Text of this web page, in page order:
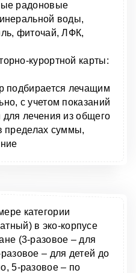
радоновые
воды,
фиточай, ЛФК,
курортной карты:
подбирается лечащим
с учетом показаний
для лечения из общего
пределах суммы,
категории
в эко-корпусе
(3-разовое – для
– для детей до
5-разовое – по